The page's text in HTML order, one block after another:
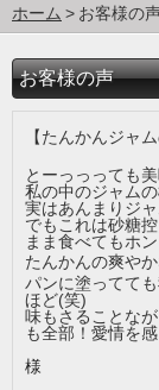
ホーム お客様の
お客様の声
【たんかんジャ
とーっっっても
私の中のジャム
実はあんまりジ
でもこれは砂糖
まま食べてもホ
たんかんの爽や
パンに塗ってて
ほど(笑)
味もさることなが
も全部！ 愛情を
東
様